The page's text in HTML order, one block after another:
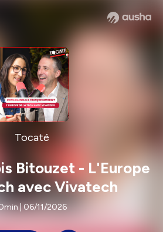
Tocaté
Bitouzet - L'Europe
avec Vivatech
| 06/11/2026